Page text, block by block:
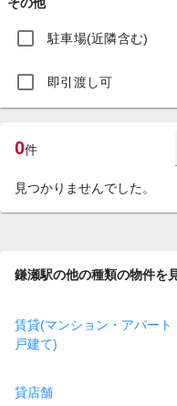
駐車場(近隣含む)
即引渡し可
0件
見つかりませんでした。
鎌瀬駅の他の種類の物件を
賃貸(マンション・アパート
戸建て)
貸店舗